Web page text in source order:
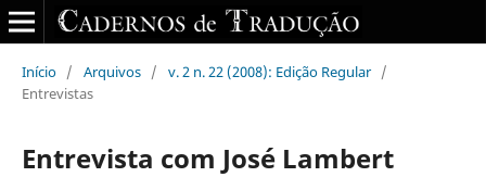
Início / Arquivos / v. 2 n. 22 (2008): Edição Regular /
Entrevistas
Entrevista com José Lambert